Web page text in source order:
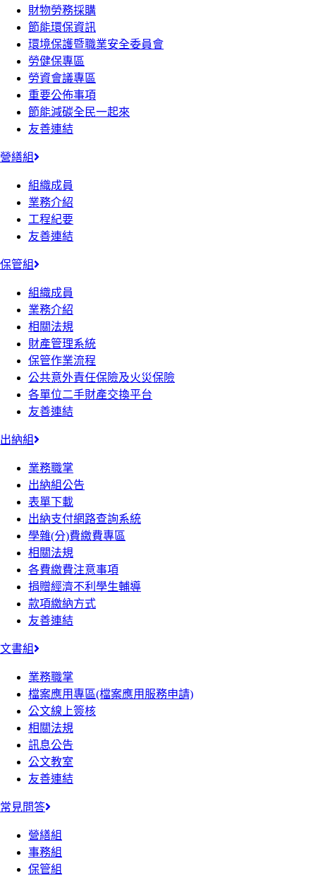
財物勞務採購
節能環保資訊
環境保護暨職業安全委員會
勞健保專區
勞資會議專區
重要公佈事項
節能減碳全民一起來
友善連結
營繕組
組織成員
業務介紹
工程紀要
友善連結
保管組
組織成員
業務介紹
相關法規
財產管理系統
保管作業流程
公共意外責任保險及火災保險
各單位二手財產交換平台
友善連結
出納組
業務職掌
出納組公告
表單下載
出納支付網路查詢系統
學雜(分)費繳費專區
相關法規
各費繳費注意事項
捐贈經濟不利學生輔導
款項繳納方式
友善連結
文書組
業務職掌
檔案應用專區(檔案應用服務申請)
公文線上簽核
相關法規
訊息公告
公文教室
友善連結
常見問答
營繕組
事務組
保管組